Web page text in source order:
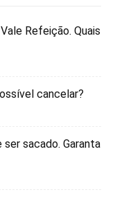
Refeição. Quais
cancelar?
sacado. Garanta